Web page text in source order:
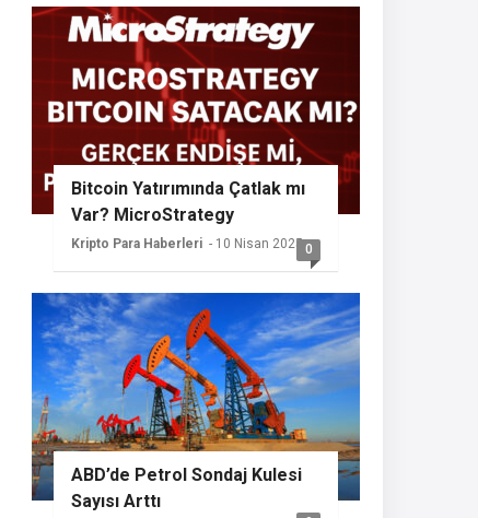
Bitcoin alımının sinyalini
veriyor
Bitcoin Yatırımında Çatlak mı
Var? MicroStrategy
Sessizliğini Koruyor
Kripto Para Haberleri - 10 Nisan 20250
ABD’de Petrol Sondaj Kulesi
Sayısı Arttı